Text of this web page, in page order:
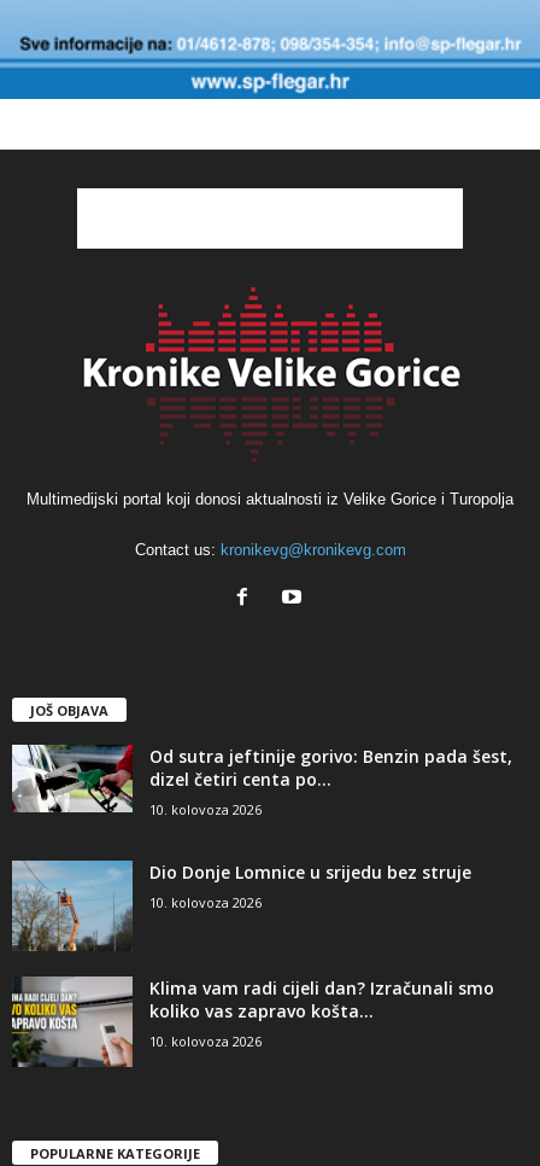
Multimedijski portal koji donosi aktualnosti iz Velike Gorice i Turopolja
Contact us: kronikevg@kronikevg.com
JOŠ OBJAVA
Od sutra jeftinije gorivo: Benzin pada šest,
dizel četiri centa po...
10. kolovoza 2026
Dio Donje Lomnice u srijedu bez struje
10. kolovoza 2026
Klima vam radi cijeli dan? Izračunali smo
koliko vas zapravo košta...
10. kolovoza 2026
POPULARNE KATEGORIJE